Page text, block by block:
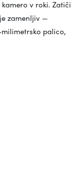
v roki. Zatiči
zamenljiv —
milimetrsko palico,